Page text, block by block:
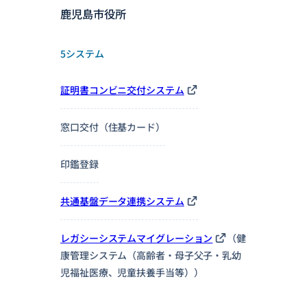
鹿児島市役所
5システム
証明書コンビニ交付システム
窓口交付（住基カード）
印鑑登録
共通基盤データ連携システム
レガシーシステムマイグレーション
（健
康管理システム（高齢者・母子父子・乳幼
児福祉医療、児童扶養手当等））